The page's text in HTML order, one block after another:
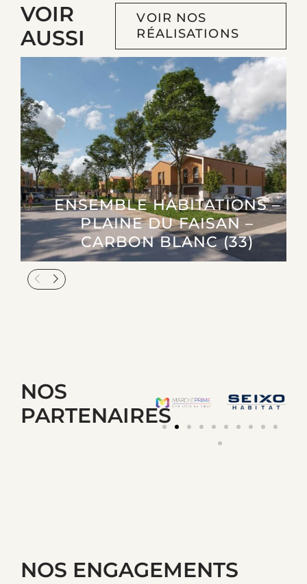
VOIR
AUSSI
VOIR NOS
RÉALISATIONS
ENSEMBLE HABITATIONS –
PLAINE DU FAISAN –
CARBON BLANC (33)
NOS
PARTENAIRES
NOS ENGAGEMENTS